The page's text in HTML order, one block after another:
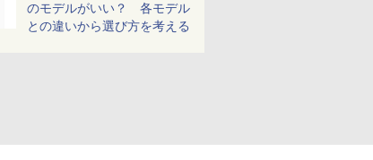
のモデルがいい？ 各モデル
との違いから選び方を考える